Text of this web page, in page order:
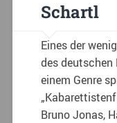
Schartl
Eines der
des deutschen
einem Genre
Bruno Jonas,